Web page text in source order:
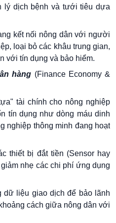
lý dịch bệnh và tưới tiêu dựa
kết nối nông dân với người
loại bỏ các khâu trung gian,
với tín dụng và bảo hiểm.
hàng (Finance Economy &
tài chính cho nông nghiệp
tín dụng như dòng máu dinh
nghiệp thông minh đang hoạt
thiết bị đắt tiền (Sensor hay
nhẹ các chi phí ứng dụng
liệu giao dịch để bảo lãnh
cách giữa nông dân với